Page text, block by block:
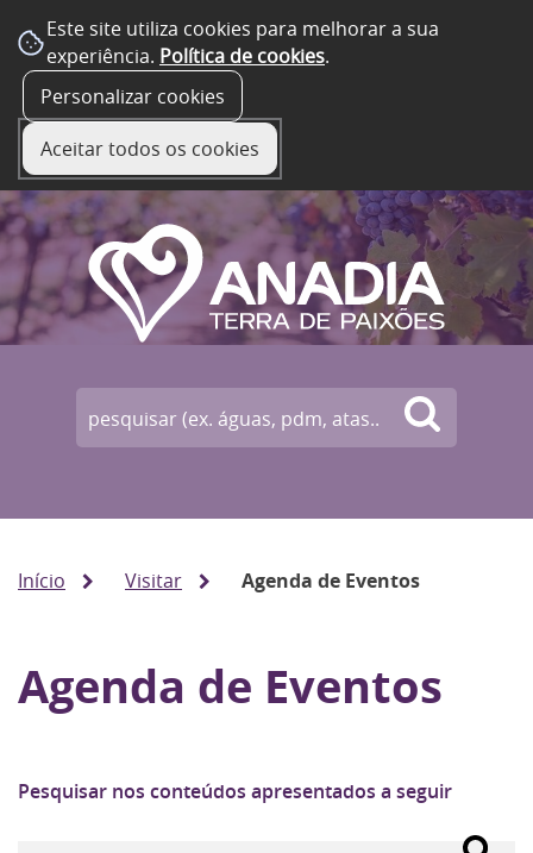
Este site utiliza cookies para melhorar a sua
experiência. Política de cookies.
Personalizar cookies
Aceitar todos os cookies
Início Visitar Agenda de Eventos
Agenda de Eventos
Pesquisar nos conteúdos apresentados a seguir